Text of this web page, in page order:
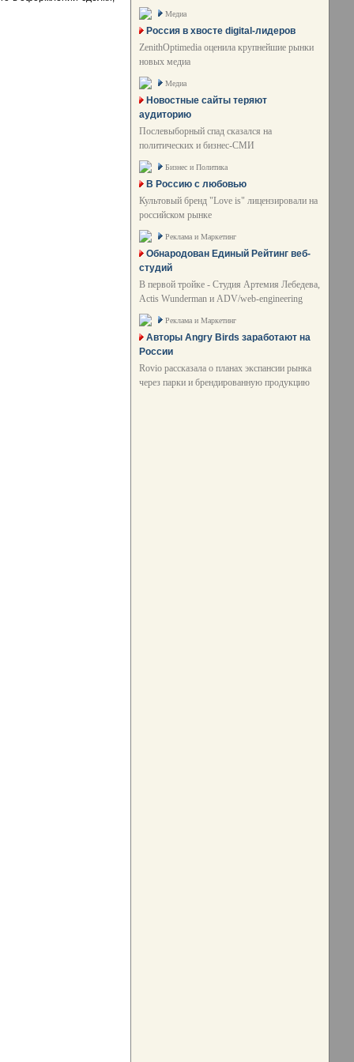
Медиа
Россия в хвосте digital-лидеров
ZenithOptimedia оценила крупнейшие рынки
новых медиа
Медиа
Новостные сайты теряют
аудиторию
Послевыборный спад сказался на
политических и бизнес-СМИ
Бизнес и Политика
В Россию с любовью
Культовый бренд "Love is" лицензировали на
российском рынке
Реклама и Маркетинг
Обнародован Единый Рейтинг веб-
студий
В первой тройке - Студия Артемия Лебедева,
Actis Wunderman и ADV/web-engineering
Реклама и Маркетинг
Авторы Angry Birds заработают на
России
Rovio рассказала о планах экспансии рынка
через парки и брендированную продукцию